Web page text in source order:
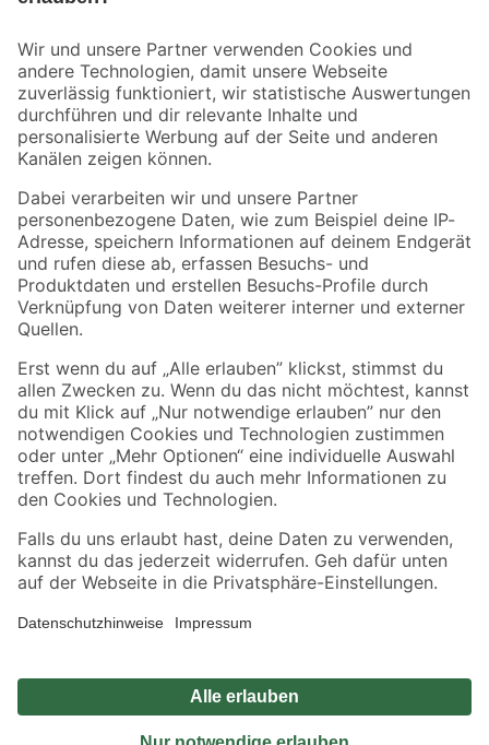
Der toom Newsletter: Keine Angebote und Aktionen mehr verpassen!
Zur Newsletter Anmeldung
Folge uns
Zahlungsarten Versandarten
Sicher einkaufen
Jetzt die toom-App herunterladen
Alle Preisangaben in EUR inkl. gesetzl. MwSt.. Die dargestellten Angebote sind unter
Umständen nicht in allen Märkten verfügbar. Die angegebenen Verfügbarkeiten beziehen
Produkte nur solange der Vorrat reicht.
*Paketversand ab 59 € versandkostenfrei, gilt nicht für Artikel mit Speditionsversand, hier
Privatsphäre Impressum
Nutzungsbedingungen
Widerrufsrecht
Vertrag widerrufen